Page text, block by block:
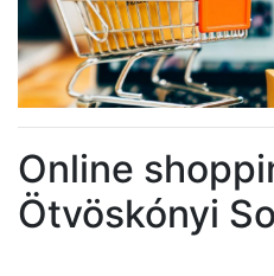
Online
Ötvöskónyi